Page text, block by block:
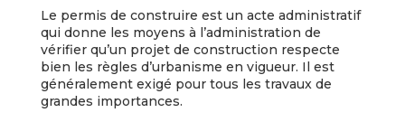
Le permis de construire est un acte administratif
qui donne les moyens à l’administration de
vérifier qu’un projet de construction respecte
bien les règles d’urbanisme en vigueur. Il est
généralement exigé pour tous les travaux de
grandes importances.